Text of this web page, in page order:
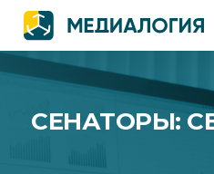
СЕНАТОРЫ: